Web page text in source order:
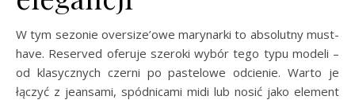
W tym sezonie oversize’owe marynarki to absolutny must-
have. Reserved oferuje szeroki wybór tego typu modeli –
od klasycznych czerni po pastelowe odcienie. Warto je
łączyć z jeansami, spódnicami midi lub nosić jako element